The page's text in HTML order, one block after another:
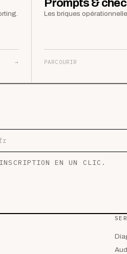
→
Prompts &
Les briques
PARCOURIR
EN UN CLIC.